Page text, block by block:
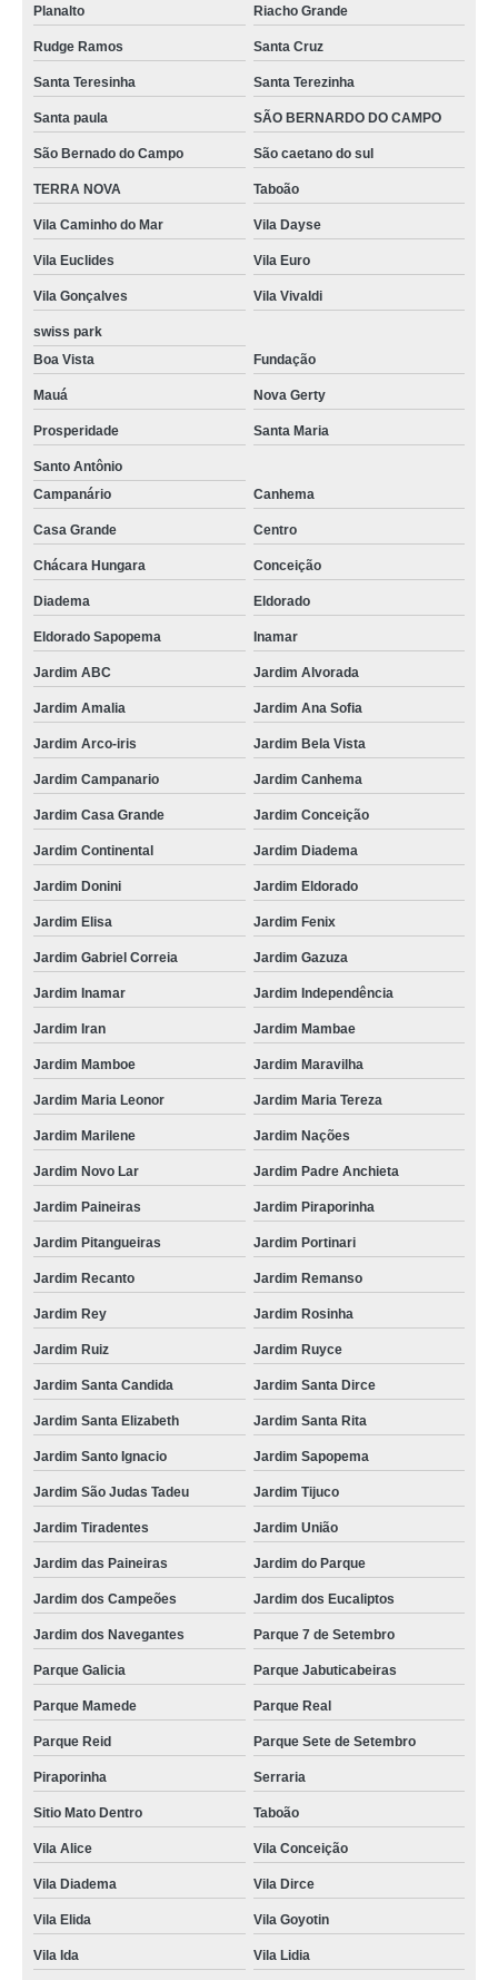
Planalto Riacho Grande
Rudge Ramos Santa Cruz
Santa Teresinha Santa Terezinha
Santa paula SÃO BERNARDO DO CAMPO
São Bernado do Campo São caetano do sul
TERRA NOVA Taboão
Vila Caminho do Mar Vila Dayse
Vila Euclides Vila Euro
Vila Gonçalves Vila Vivaldi
swiss park
Boa Vista
Fundação
Mauá Nova Gerty
Prosperidade Santa Maria
Santo Antônio
Campanário
Canhema
Casa Grande Centro
Chácara Hungara Conceição
Diadema Eldorado
Eldorado Sapopema Inamar
Jardim ABC Jardim Alvorada
Jardim Amalia Jardim Ana Sofia
Jardim Arco-iris Jardim Bela Vista
Jardim Campanario Jardim Canhema
Jardim Casa Grande Jardim Conceição
Jardim Continental Jardim Diadema
Jardim Donini Jardim Eldorado
Jardim Elisa Jardim Fenix
Jardim Gabriel Correia Jardim Gazuza
Jardim Inamar Jardim Independência
Jardim Iran Jardim Mambae
Jardim Mamboe Jardim Maravilha
Jardim Maria Leonor Jardim Maria Tereza
Jardim Marilene Jardim Nações
Jardim Novo Lar Jardim Padre Anchieta
Jardim Paineiras Jardim Piraporinha
Jardim Pitangueiras Jardim Portinari
Jardim Recanto Jardim Remanso
Jardim Rey Jardim Rosinha
Jardim Ruiz Jardim Ruyce
Jardim Santa Candida Jardim Santa Dirce
Jardim Santa Elizabeth Jardim Santa Rita
Jardim Santo Ignacio Jardim Sapopema
Jardim São Judas Tadeu Jardim Tijuco
Jardim Tiradentes Jardim União
Jardim das Paineiras Jardim do Parque
Jardim dos Campeões Jardim dos Eucaliptos
Jardim dos Navegantes Parque 7 de Setembro
Parque Galicia Parque Jabuticabeiras
Parque Mamede Parque Real
Parque Reid Parque Sete de Setembro
Piraporinha Serraria
Sitio Mato Dentro Taboão
Vila Alice Vila Conceição
Vila Diadema Vila Dirce
Vila Elida Vila Goyotin
Vila Ida Vila Lidia